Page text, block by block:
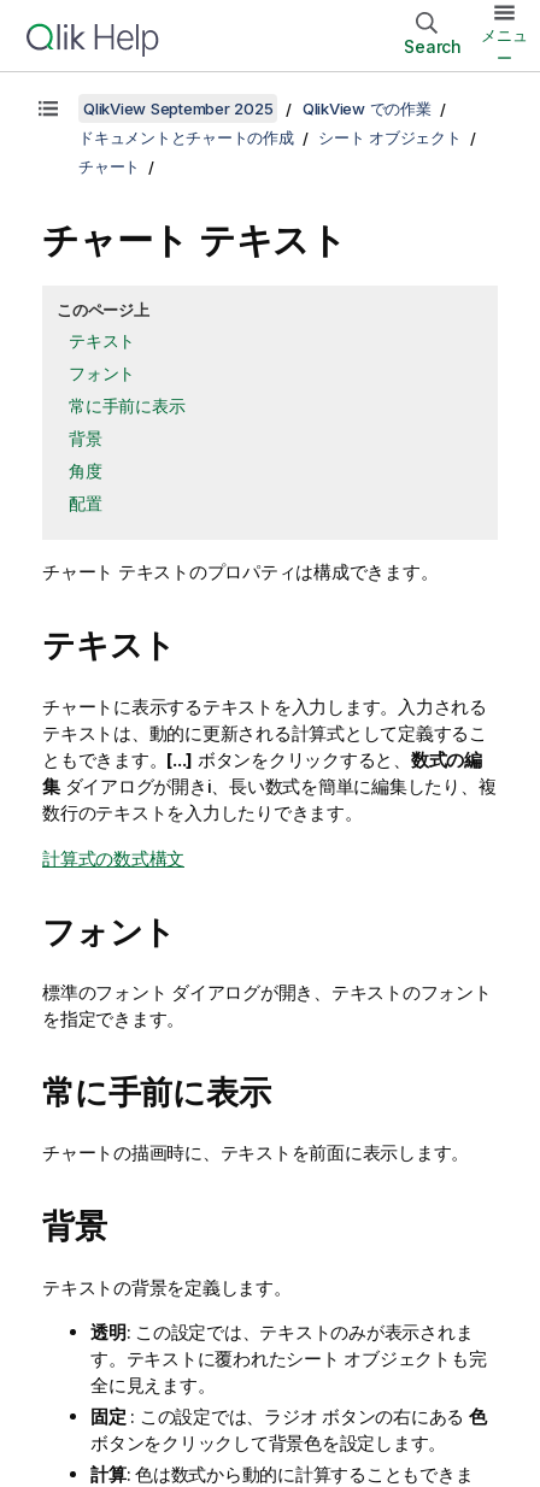
Search
メニュ
ー
QlikView September 2025
QlikView での作業
ドキュメントとチャートの作成
シート オブジェクト
チャート
チャート テキスト
このページ上
テキスト
フォント
常に手前に表示
背景
角度
配置
チャート テキストのプロパティは構成できます。
テキスト
チャートに表示するテキストを入力します。入力される
テキストは、動的に更新される計算式として定義するこ
ともできます。 [...] ボタンをクリックすると、 数式の編
集ダイアログが開きi、長い数式を簡単に編集したり、複
数行のテキストを入力したりできます。
計算式の数式構文
フォント
標準のフォント ダイアログが開き、テキストのフォント
を指定できます。
常に手前に表示
チャートの描画時に、テキストを前面に表示します。
背景
テキストの背景を定義します。
透明: この設定では、テキストのみが表示されま
す。テキストに覆われたシート オブジェクトも完
全に見えます。
固定 : この設定では、ラジオ ボタンの右にある 色
ボタンをクリックして背景色を設定します。
計算: 色は数式から動的に計算することもできま